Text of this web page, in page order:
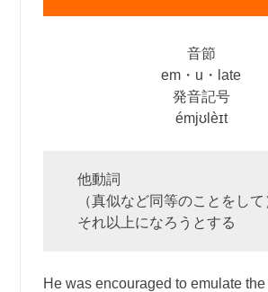
音節
em・u・late
発音記号
émjʊlèɪt
他動詞
（真似など同等のことをし
それ以上になろうとする
He was encouraged to emulate